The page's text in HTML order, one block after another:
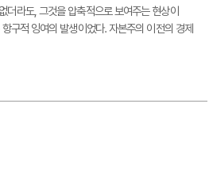
더라도, 그것을 압축적으로 보여주는 현상이
구적 잉여의 발생이었다. 자본주의 이전의 경제